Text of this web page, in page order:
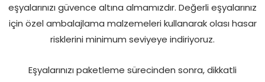
eşyalarınızı güvence altına almamızdır. Değerli eşyalarınız
için özel ambalajlama malzemeleri kullanarak olası hasar
risklerini minimum seviyeye indiriyoruz.
Eşyalarınızı paketleme sürecinden sonra, dikkatli